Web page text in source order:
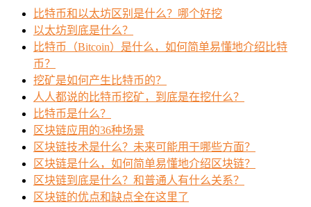
比特币和以太坊区别是什么？哪个好挖
以太坊到底是什么？
比特币（Bitcoin）是什么，如何简单易懂地介绍比特
币？
挖矿是如何产生比特币的？
人人都说的比特币挖矿，到底是在挖什么？
比特币是什么？
区块链应用的36种场景
区块链技术是什么？未来可能用于哪些方面？
区块链是什么，如何简单易懂地介绍区块链？
区块链到底是什么？和普通人有什么关系？
区块链的优点和缺点全在这里了